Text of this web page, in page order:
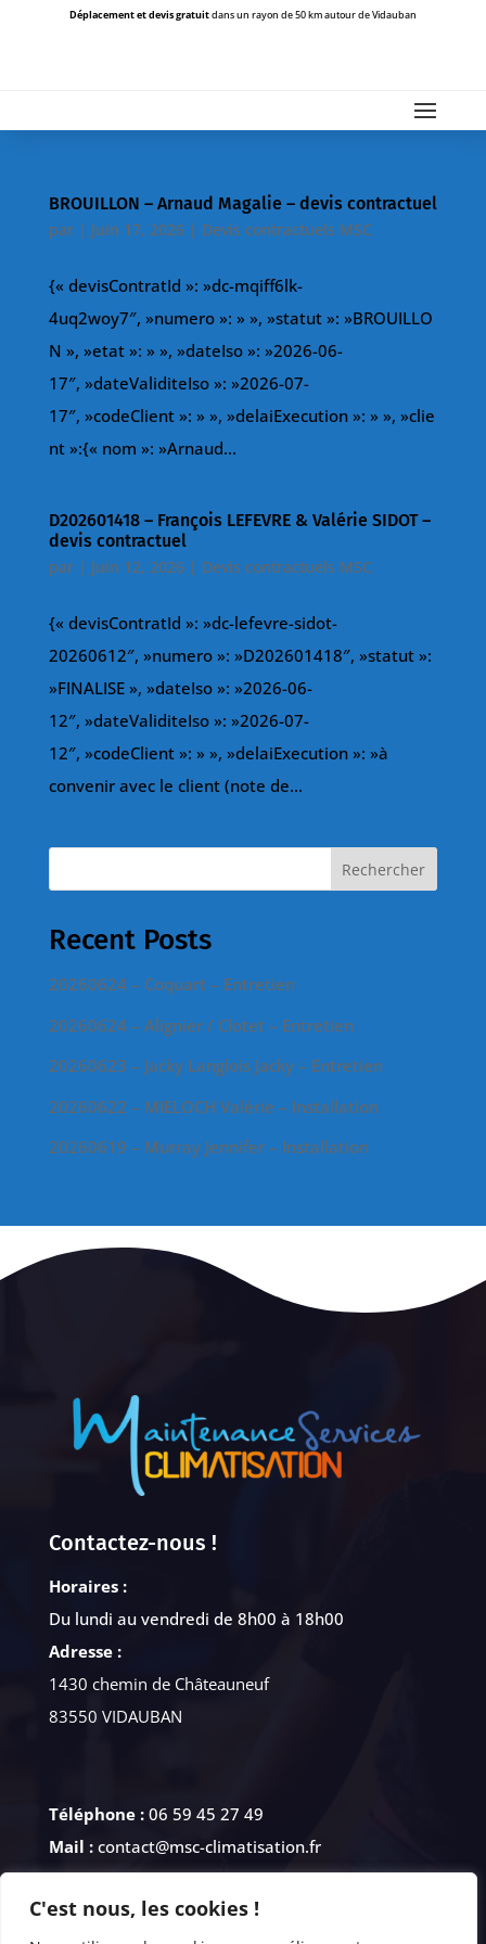
C'est nous, les cookies !
Déplacement et devis gratuitdans un rayon de 50 km autour de Vidauban
BROUILLON – Arnaud Magalie – devis contractuel
par | Juin 17, 2026| Devis contractuels MSC
{« devisContratId »: »dc-mqiff6lk-
4uq2woy7″, »numero »: » », »statut »: »BROUILLO
N », »etat »: » », »dateIso »: »2026-06-
17″, »dateValiditeIso »: »2026-07-
17″, »codeClient »: » », »delaiExecution »: » », »clie
nt »:{« nom »: »Arnaud...
D202601418 – François LEFEVRE & Valérie SIDOT –
devis contractuel
par | Juin 12, 2026| Devis contractuels MSC
{« devisContratId »: »dc-lefevre-sidot-
20260612″, »numero »: »D202601418″, »statut »:
»FINALISE », »dateIso »: »2026-06-
12″, »dateValiditeIso »: »2026-07-
12″, »codeClient »: » », »delaiExecution »: »à
convenir avec le client (note de...
Rechercher
Recent Posts
20260624 – Coquart – Entretien
20260624 – Alignier / Clotet – Entretien
20260623 – Jacky Langlois Jacky – Entretien
20260622 – MIELOCH Valérie – Installation
20260619 – Murray Jennifer – Installation
Contactez-nous !
Horaires :
Du lundi au vendredi de 8h00 à 18h00
Adresse :
1430 chemin de Châteauneuf
83550 VIDAUBAN
Téléphone : 06 59 45 27 49
Mail :contact@msc-climatisation.fr